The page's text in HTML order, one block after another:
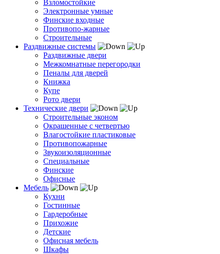
Взломостойкие
Электронные умные
Финские входные
Противопо-жарные
Строительные
Раздвижные системы
Раздвижные двери
Межкомнатные перегородки
Пеналы для дверей
Книжка
Купе
Рото двери
Технические двери
Строительные эконом
Окрашенные с четвертью
Влагостойкие пластиковые
Противопожарные
Звукоизоляционные
Специальные
Финские
Офисные
Мебель
Кухни
Гостинные
Гардеробные
Прихожие
Детские
Офисная мебель
Шкафы